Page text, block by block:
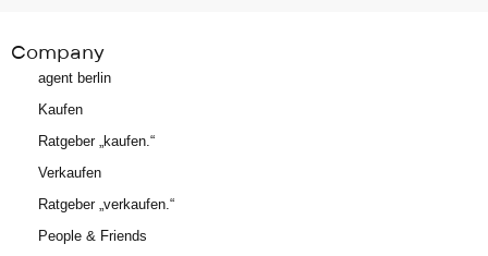
Company
agent berlin
Kaufen
Ratgeber „kaufen.“
Verkaufen
Ratgeber „verkaufen.“
People & Friends